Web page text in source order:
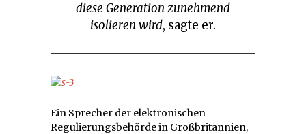
diese Generation zunehmend
isolieren wird, sagte er.
Ein Sprecher der elektronischen
Regulierungsbehörde in Großbritannien,